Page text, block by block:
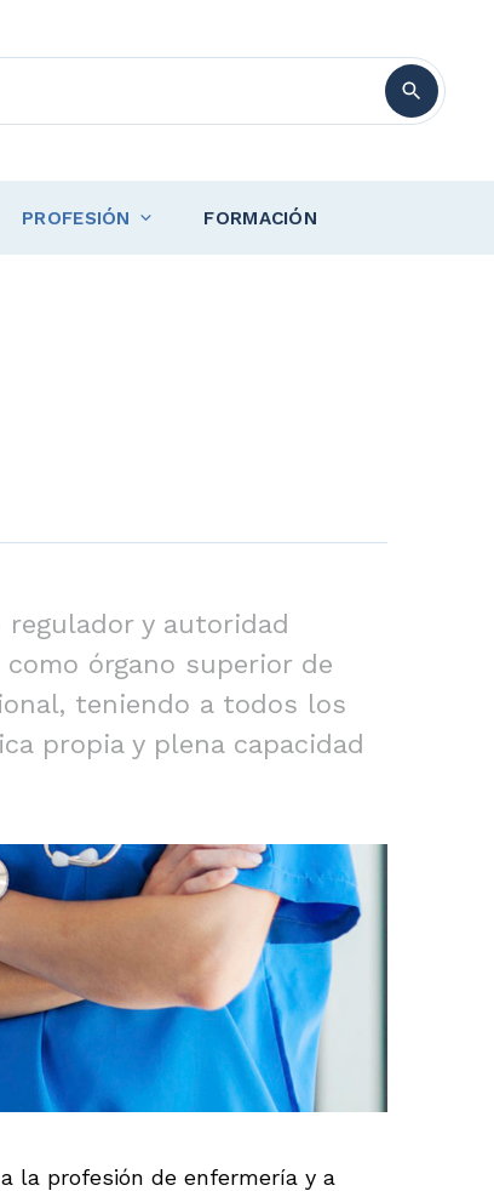
PROFESIÓN FORMACIÓN
regulador y autoridad
órgano superior de
teniendo a todos los
propia y plena capacidad
la profesión de enfermería y a